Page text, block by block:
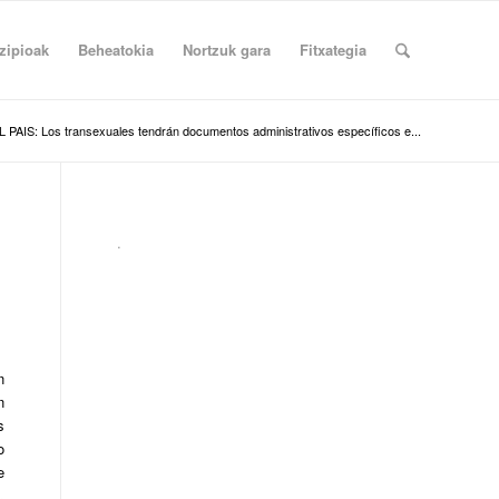
Beheatokia Nortzuk gara Fitxategia
PAIS: Los transexuales tendrán documentos administrativos específicos e...
.